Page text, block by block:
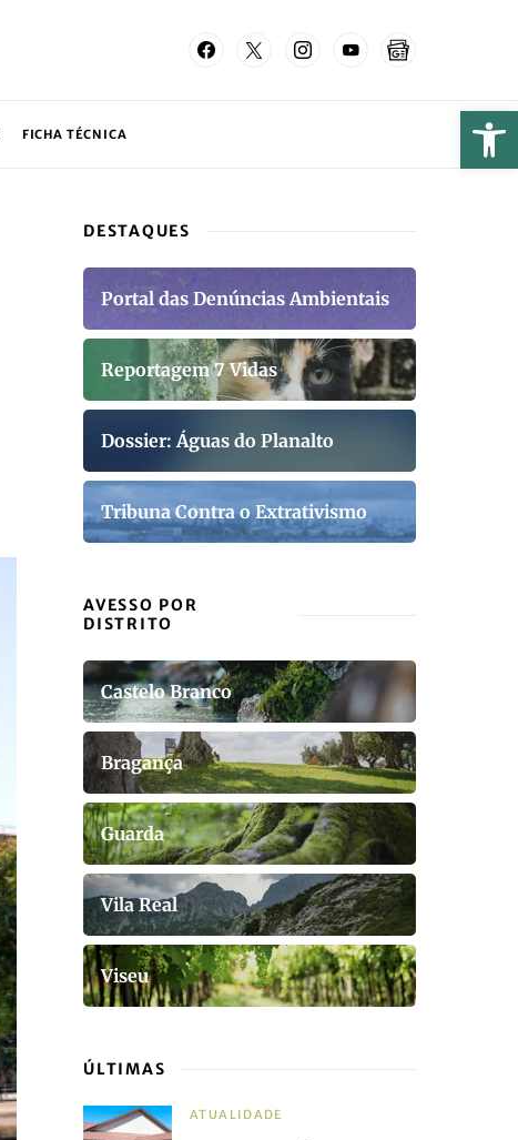
FICHA TÉCNICA
DESTAQUES
Portal das Denúncias Ambientais
Reportagem 7 Vidas
Dossier: Águas do Planalto
Tribuna Contra o Extrativismo
AVESSO POR
DISTRITO
Castelo Branco
Bragança
Guarda
Vila Real
Viseu
ÚLTIMAS
ATUALIDADE